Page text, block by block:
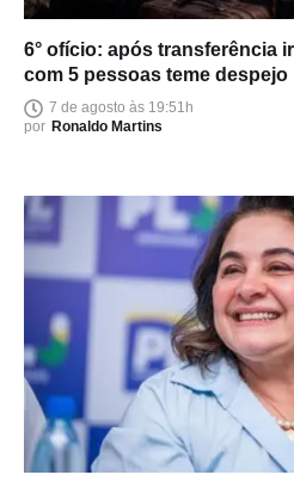
6° ofício: após transferência
com 5 pessoas teme despejo
7 de agosto às 19:51h
por Ronaldo Martins